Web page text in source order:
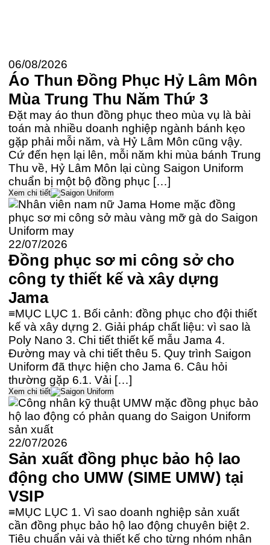
06/08/2026
Áo Thun Đồng Phục Hỷ Lâm Môn
Mùa Trung Thu Năm Thứ 3
Đặt may áo thun đồng phục theo mùa vụ là bài
toán mà nhiều doanh nghiệp ngành bánh kẹo
gặp phải mỗi năm, và Hỷ Lâm Môn cũng vậy.
Cứ đến hẹn lại lên, mỗi năm khi mùa bánh Trung
Thu về, Hỷ Lâm Môn lại cùng Saigon Uniform
chuẩn bị một bộ đồng phục […]
Xem chi tiết
22/07/2026
Đồng phục sơ mi công sở cho
công ty thiết kế và xây dựng
Jama
≡MỤC LỤC 1. Bối cảnh: đồng phục cho đội thiết
kế và xây dựng 2. Giải pháp chất liệu: vì sao là
Poly Nano 3. Chi tiết thiết kế mẫu Jama 4.
Đường may và chi tiết thêu 5. Quy trình Saigon
Uniform đã thực hiện cho Jama 6. Câu hỏi
thường gặp 6.1. Vải […]
Xem chi tiết
22/07/2026
Sản xuất đồng phục bảo hộ lao
động cho UMW (SIME UMW) tại
VSIP
≡MỤC LỤC 1. Vì sao doanh nghiệp sản xuất
cần đồng phục bảo hộ lao động chuyên biệt 2.
Tiêu chuẩn vải và thiết kế cho từng nhóm nhân